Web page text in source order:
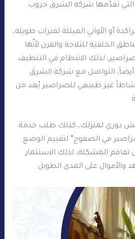
تُقدّمها شركة الشرق جروب.
أو الأواني المبللة لفترات طويلة،
الخلفية للثلاجة والفرن لأنّها
لذلك الانتظام في التنظيف
أيضاً، التواصل مع شركة الشرق
غير طبيعي للصراصير يُعد من
دوري لمنزلك، كذلك طلب خدمة
في الصفوح” لتقييم الوضع
المشكلة، لذلك الاستثمار
والأموال على المدى الطويل.